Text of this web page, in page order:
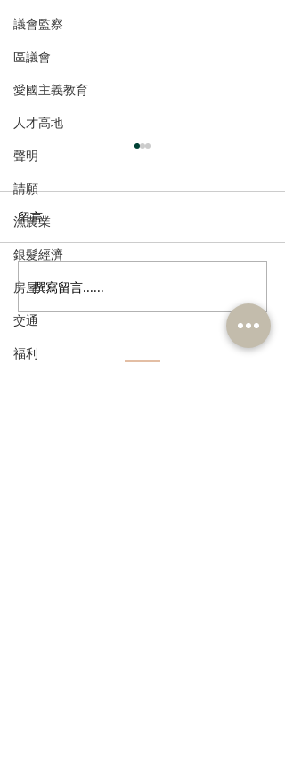
議會監察
區議會
愛國主義教育
人才高地
聲明
請願
漁農業
銀髮經濟
房屋
交通
福利
社區券涉騙案植潔鈴促全
面檢視監管，善用科技加
留言
撰寫留言......